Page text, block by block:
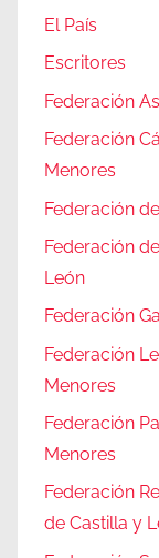
El País
Escritores
Federación
Federación
Menores
Federación
Federación
León
Federación
Federación
Menores
Federación
Menores
Federación
de Castilla y